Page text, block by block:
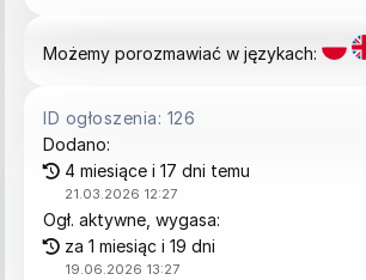
Możemy porozmawiać w językach:
ID ogłoszenia: 126
Dodano:
4 miesiące i 17 dni temu
21.03.2026 12:27
Ogł. aktywne, wygasa:
za 1 miesiąc i 19 dni
19.06.2026 13:27